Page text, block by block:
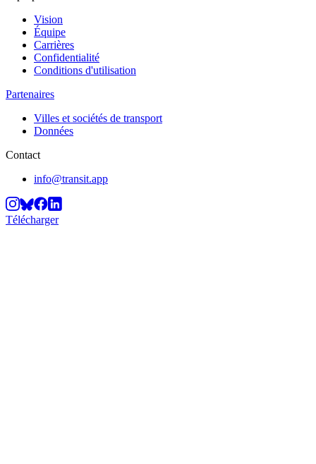
Vision
Équipe
Carrières
Confidentialité
Conditions d'utilisation
Partenaires
Villes et sociétés de transport
Données
Contact
info@transit.app
Télécharger